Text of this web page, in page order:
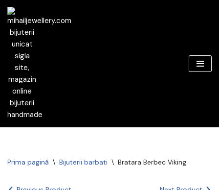
Prima pagină \ Bijuterii barbati \ Bratara Berbec Viking